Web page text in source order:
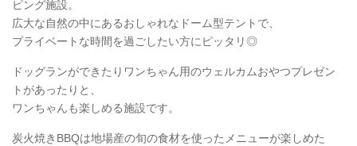
ピング施設。
広大な自然の中にあるおしゃれなドーム型テントで、
プライベートな時間を過ごしたい方にピッタリ◎
ドッグランができたりワンちゃん用のウェルカムおやつプレゼン
トがあったりと、
ワンちゃんも楽しめる施設です。
炭火焼きBBQは地場産の旬の食材を使ったメニューが楽しめた